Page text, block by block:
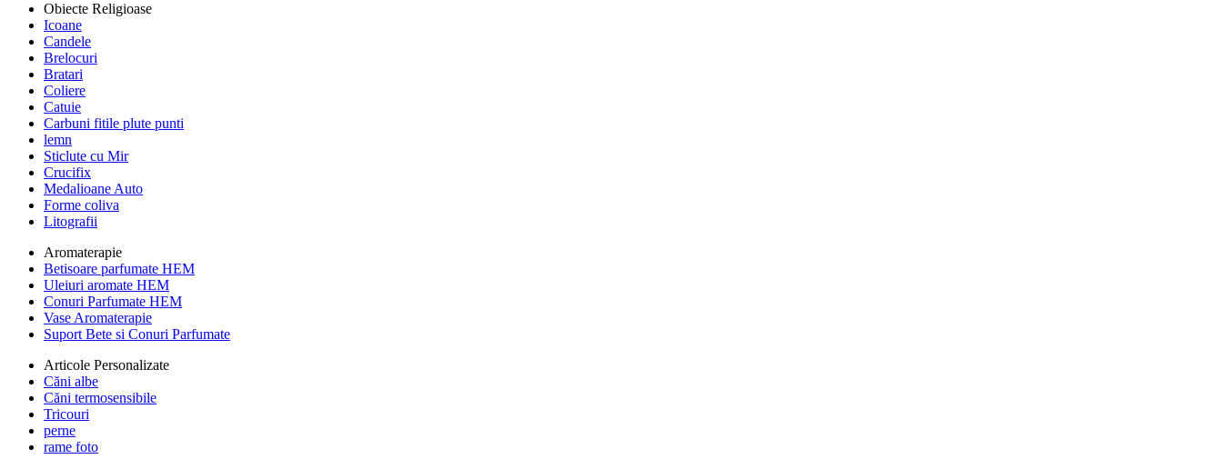
Obiecte Religioase
Icoane
Candele
Brelocuri
Bratari
Coliere
Catuie
Carbuni fitile plute punti
lemn
Sticlute cu Mir
Crucifix
Medalioane Auto
Forme coliva
Litografii
Aromaterapie
Betisoare parfumate HEM
Uleiuri aromate HEM
Conuri Parfumate HEM
Vase Aromaterapie
Suport Bete si Conuri Parfumate
Articole Personalizate
Căni albe
Căni termosensibile
Tricouri
perne
rame foto